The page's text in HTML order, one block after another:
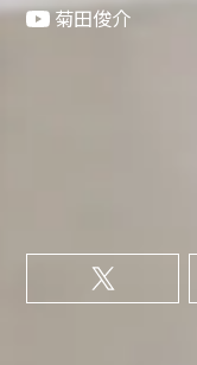
菊田俊介